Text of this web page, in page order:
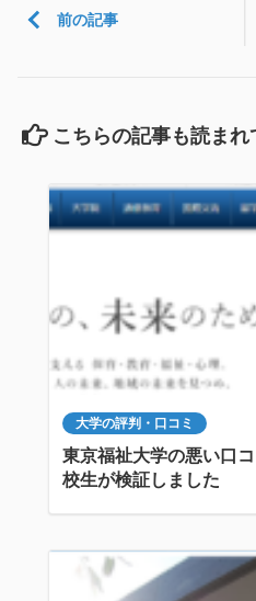
前の記事
こちらの記事も読まれ
大学の評判・口コミ
東京福祉大学の悪い口
校生が検証しました